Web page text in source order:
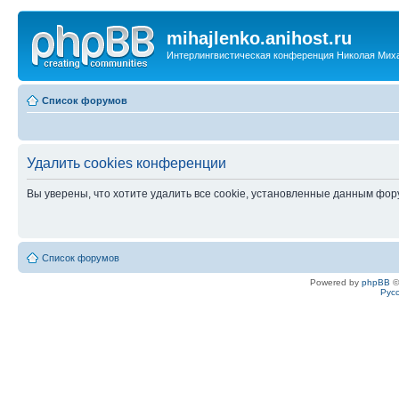
mihajlenko.anihost.ru
Интерлингвистическая конференция Николая
Список форумов
Удалить cookies конференции
Вы уверены, что хотите удалить все cookie, установленные данным
Список форумов
Powered by phpBB